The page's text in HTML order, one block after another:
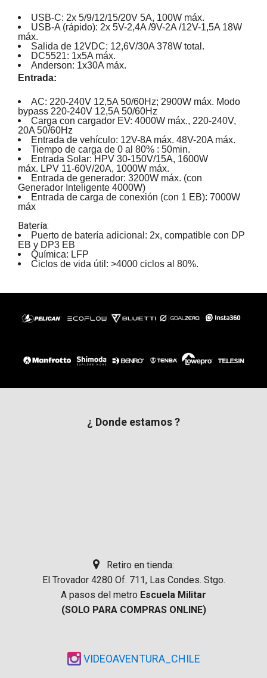
USB-C: 2x 5/9/12/15/20V 5A, 100W máx.
USB-A (rápido): 2x 5V-2,4A /9V-2A /12V-1,5A 18W
máx.
Salida de 12VDC: 12,6V/30A 378W total.
DC5521: 1x5A máx.
Anderson: 1x30A máx.
Entrada:
AC: 220-240V 12,5A 50/60Hz; 2900W máx. Modo
bypass 220-240V 12,5A 50/60Hz
Carga con cargador EV: 4000W máx., 220-240V,
20A 50/60Hz
Entrada de vehículo: 12V-8A máx. 48V-20A máx.
Tiempo de carga de 0 al 80% : 50min.
Entrada Solar: HPV 30-150V/15A, 1600W
máx. LPV 11-60V/20A, 1000W máx.
Entrada de generador: 3200W máx. (con
Generador Inteligente 4000W)
Entrada de carga de conexión (con 1 EB): 7000W
máx
Batería:
Puerto de batería adicional: 2x, compatible con DP
EB y DP3 EB
Química: LFP
Ciclos de vida útil: >4000 ciclos al 80%.
¿ Donde estamos ?
Retiro en tienda:
El Trovador 4280 Of. 711, Las Condes. Stgo.
A pasos del metro Escuela Militar
(SOLO PARA COMPRAS ONLINE)
VIDEOAVENTURA_CHILE